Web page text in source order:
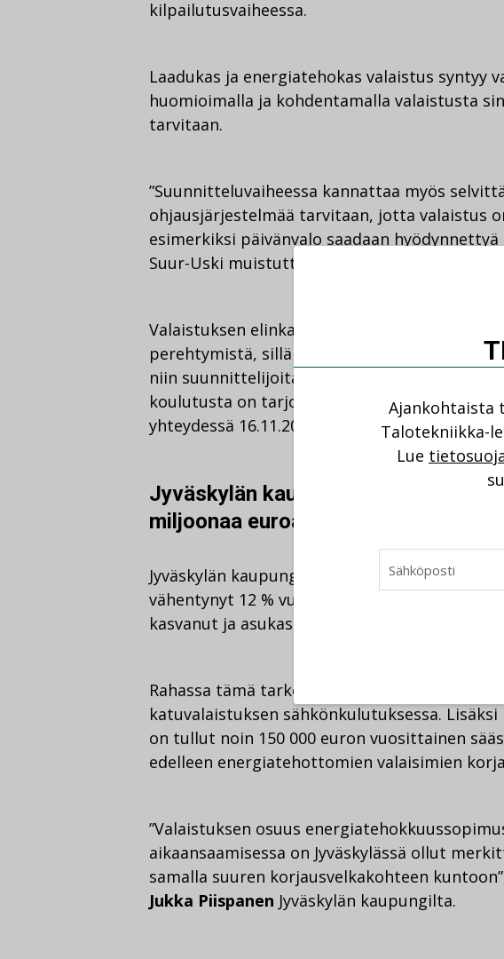
kilpailutusvaiheessa.
Laadukas ja energiatehokas valaistus syntyy
huomioimalla ja kohdentamalla valaistusta
tarvitaan.
”Suunnitteluvaiheessa kannattaa myös
ohjausjärjestelmää tarvitaan, jotta valaistus
esimerkiksi päivänvalo saadaan
Suur-Uski muistuttaa.
Valaistuksen elinkaarilaskurin käyttö ei ole
perehtymistä, sillä kustannuksiin vaikuttaa
niin suunnittelijoita kuin tilaajia laskurin
koulutusta on tarjolla Tampereella
yhteydessä 16.11.2017.
Jyväskylän kaupunki säästää
miljoonaa euroa joka vuosi
Jyväskylän kaupungin ulkovalaistuksen
vähentynyt 12 % vuodesta 2008 siitä
kasvanut ja asukasluku kuntaliitosten myötä
Rahassa tämä tarkoittaa yli puolen miljoonan
katuvalaistuksen sähkönkulutuksessa.
on tullut noin 150 000 euron vuosittainen
edelleen energiatehottomien valaisimien
”Valaistuksen osuus
aikaansaamisessa on Jyväskylässä ollut
samalla suuren korjausvelkakohteen
Jukka Piispanen Jyväskylän kaupungilta.
Ajankohtaista
Talotekniikka-
Lue